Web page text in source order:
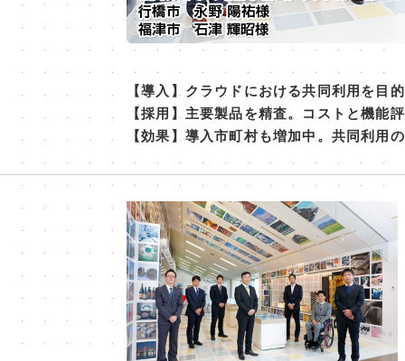
【導入】クラウドにおける共同利用を目
【採用】主要製品を精査。コストと機
【効果】導入市町村も増加中。共同利